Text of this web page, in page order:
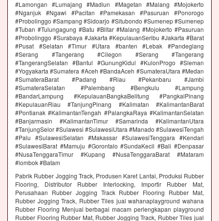
#Lamongan #Lumajang #Madiun #Magetan #Malang #Mojokerto
#Nganjuk #Ngawi #Pacitan #Pamekasan #Pasuruan #Ponorogo
#Probolinggo #Sampang #Sidoarjo #Situbondo #Sumenep #Sumenep
#Tuban #Tulungagung #Batu #Blitar #Malang #Mojokerto #Pasuruan
#Probolinggo #Surabaya #Jakarta #KepulauanSeribu #Jakarta #Barat
#Pusat #Selatan #Timur #Utara #banten #Lebak #Pandeglang
#Serang #Tangerang #Cilegon #Serang #Tangerang
#TangerangSelatan #Bantul #GunungKidul #KulonProgo #Sleman
#Yogyakarta #Sumatera #Aceh #BandaAceh #SumateraUtara #Medan
#SumateraBarat #Padang #Riau #Pekanbaru #Jambi
#SumateraSelatan #Palembang #Bengkulu #Lampung
#BandarLampung #KepulauanBangkaBelitung #PangkalPinang
#KepulauanRiau #TanjungPinang #Kalimatan #KalimantanBarat
#Pontianak #KalimantanTengah #PalangkaRaya #KalimantanSelatan
#Banjarmasin #KalimantanTimur #Samarinda #KalimantanUtara
#TanjungSelor #Sulawesi #SulawesiUtara #Manado #SulawesiTengah
#Palu #SulawesiSelatan #Makassar #SulawesiTenggara #Kendari
#SulawesiBarat #Mamuju #Gorontalo #SundaKecil #Bali #Denpasar
#NusaTenggaraTimur #Kupang #NusaTenggaraBarat #Mataram
#lombok #Batam
Pabrik Rubber Jogging Track, Produsen Karet Lantai, Produksi Rubber
Flooring, Distributor Rubber Interlocking, Importir Rubber Mat,
Perusahaan Rubber Jogging Track Rubber Flooring Rubber Mat,
Rubber Jogging Track, Rubber Tiles jual wahanaplayground wahana
Rubber Flooring Menjual berbagai macam perlengkapan playground
Rubber Flooring Rubber Mat, Rubber Jogging Track, Rubber Tiles jual